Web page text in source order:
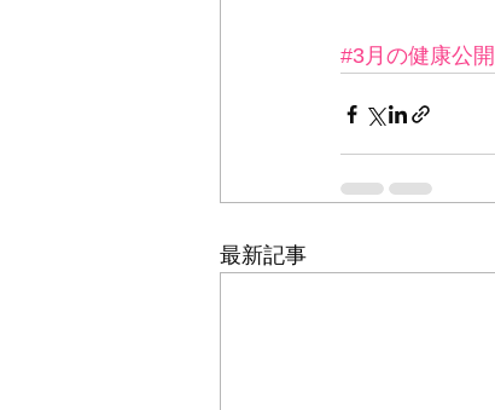
#3月の健康公
最新記事